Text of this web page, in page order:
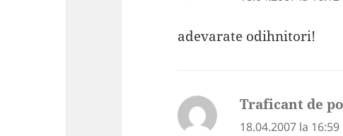
adevarate odihnitori!
Traficant de
18.04.2007 la 16:59